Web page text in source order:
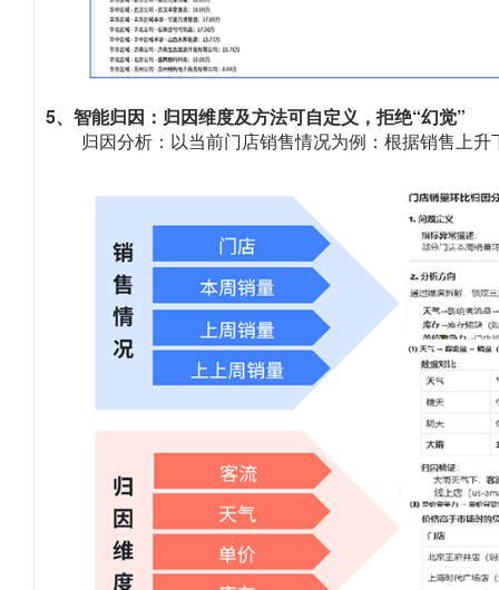
5、智能归因：归因维度及方法可自定义，拒绝“幻觉”
归因分析：以当前门店销售情况为例：根据销售上